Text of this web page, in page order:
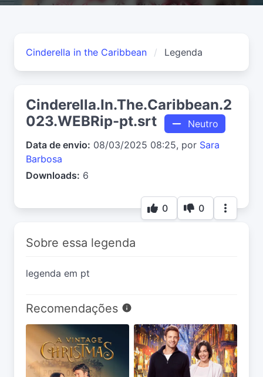
Cinderella in the Caribbean Legenda
Cinderella.In.The.Caribbean.2
023.WEBRip-pt.srt
Neutro
Data de envio: 08/03/2025 08:25, por Sara
Barbosa
Downloads: 6
0 0
Sobre essa legenda
legenda em pt
Recomendações